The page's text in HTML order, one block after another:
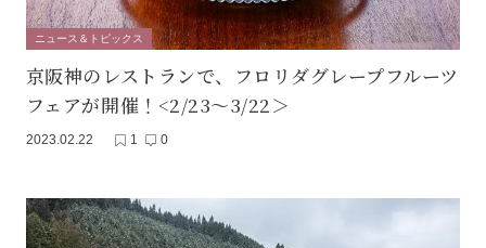
ニュース＆トピックス
京阪神のレストランで、フロリダグレープフルーツ
フェアが開催！<2/23～3/22＞
2023.02.22 1 0